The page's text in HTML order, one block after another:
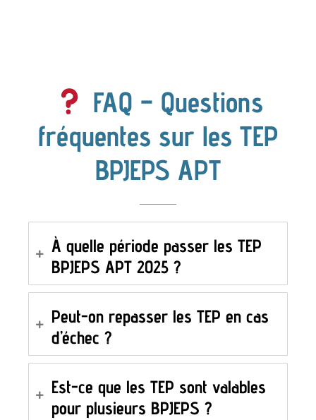
FAQ – Questions
fréquentes sur les TEP
BPJEPS APT
À quelle période passer les TEP
BPJEPS APT 2025 ?
Peut-on repasser les TEP en cas
d’échec ?
Est-ce que les TEP sont valables
pour plusieurs BPJEPS ?